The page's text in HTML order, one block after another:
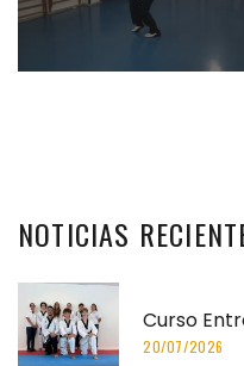
NOTICIAS
Curso
20/07/2026